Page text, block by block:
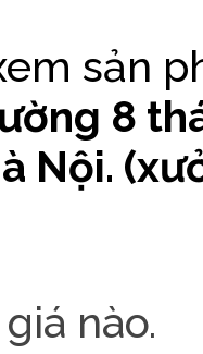
sản
8
Nội.
nào.